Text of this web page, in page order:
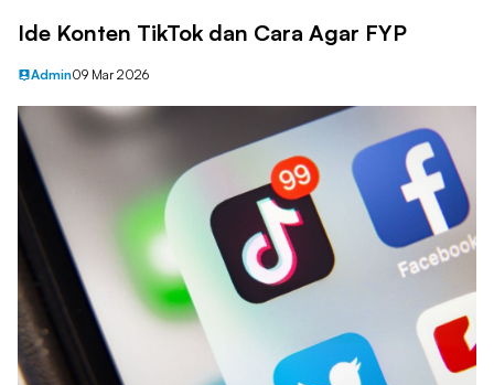
Ide Konten TikTok dan Cara Agar FYP
Admin09 Mar 2026